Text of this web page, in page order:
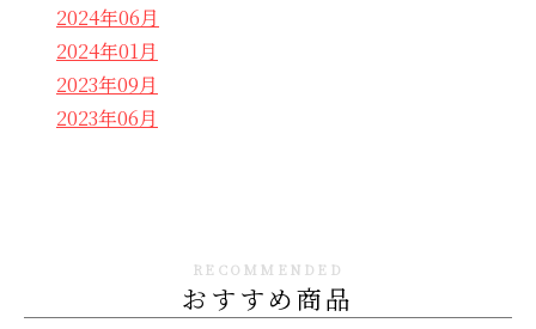
2024年06月
2024年01月
2023年09月
2023年06月
RECOMMENDED
おすすめ商品